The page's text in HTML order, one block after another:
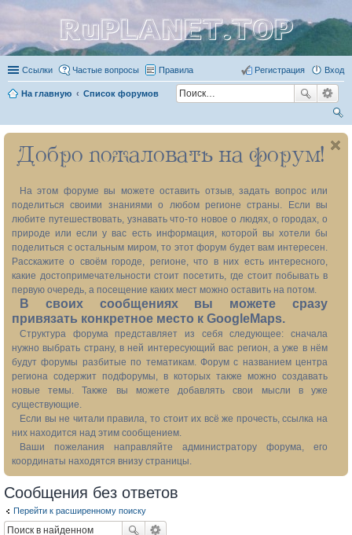
RuPLANET.TOP
Ссылки Частые вопросы Правила Вход
Регистрация
На главную Список форумов
ои
ск
Добро пожаловать на форум!
На этом форуме вы можете оставить отзыв, задать вопрос или
поделиться своими знаниями о любом регионе страны. Если вы
любите путешествовать, узнавать что-то новое о людях, о городах, о
природе или если у вас есть информация, которой вы хотели бы
поделиться с остальным миром, то этот форум будет вам интересен.
Расскажите о своём городе, регионе, что в них есть интересного,
какие достопримечательности стоит посетить, где стоит побывать в
первую очередь, а посещение каких мест можно оставить на потом.
В своих сообщениях вы можете сразу
привязать конкретное место к GoogleMaps.
Структура форума представляет из себя следующее: сначала
нужно выбрать страну, в ней интересующий вас регион, а уже в нём
будут форумы разбитые по тематикам. Форум с названием центра
региона содержит подфорумы, в которых также можно создавать
новые темы. Также вы можете добавлять свои мысли в уже
существующие.
Если вы не читали правила, то стоит их всё же прочесть, ссылка на
них находится над этим сообщением.
Ваши пожелания направляйте администратору форума, его
координаты находятся внизу страницы.
Сообщения без ответов
Перейти к расширенному поиску